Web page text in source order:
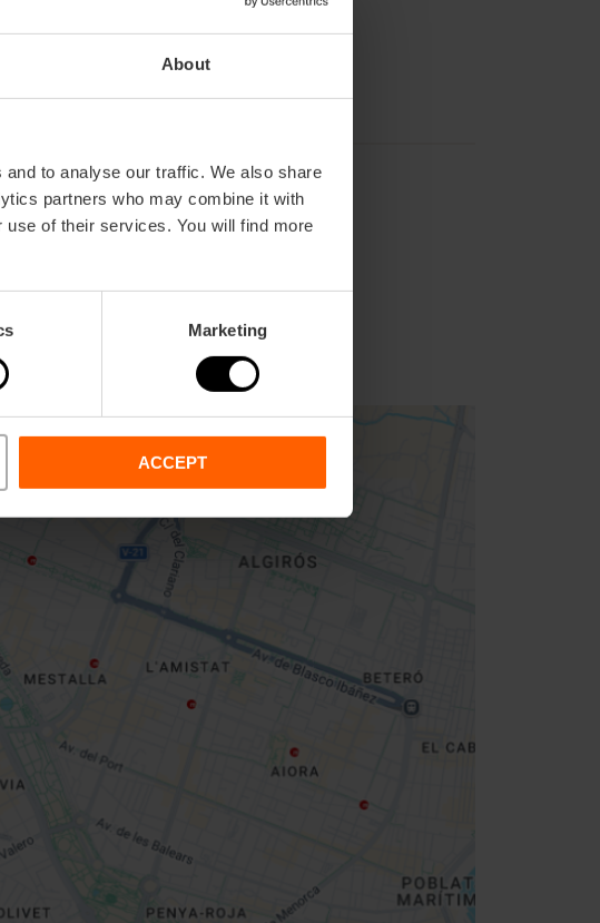
About
to analyse our traffic. We also share
partners who may combine it with
use of their services. You will find more
Marketing
ACCEPT